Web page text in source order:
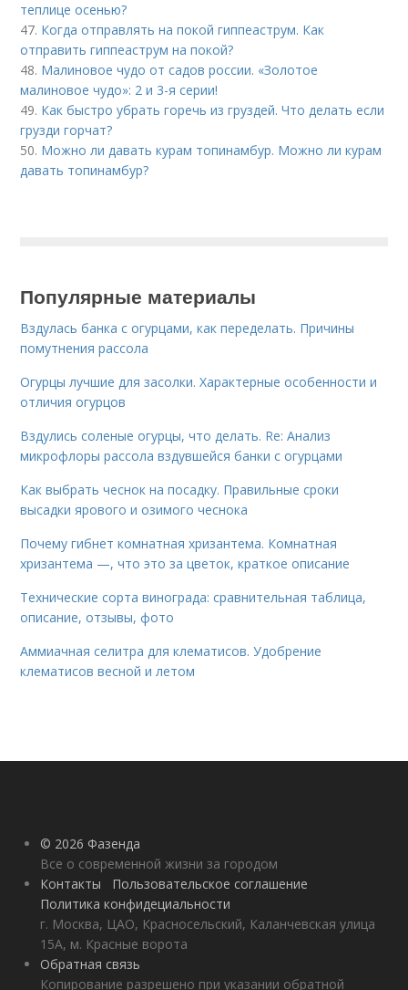
теплице осенью?
47. Когда отправлять на покой гиппеаструм. Как
отправить гиппеаструм на покой?
48. Малиновое чудо от садов россии. «Золотое
малиновое чудо»: 2 и 3-я серии!
49. Как быстро убрать горечь из груздей. Что делать если
грузди горчат?
50. Можно ли давать курам топинамбур. Можно ли курам
давать топинамбур?
Популярные материалы
Вздулась банка с огурцами, как переделать. Причины
помутнения рассола
Огурцы лучшие для засолки. Характерные особенности и
отличия огурцов
Вздулись соленые огурцы, что делать. Re: Анализ
микрофлоры рассола вздувшейся банки с огурцами
Как выбрать чеснок на посадку. Правильные сроки
высадки ярового и озимого чеснока
Почему гибнет комнатная хризантема. Комнатная
хризантема —, что это за цветок, краткое описание
Технические сорта винограда: сравнительная таблица,
описание, отзывы, фото
Аммиачная селитра для клематисов. Удобрение
клематисов весной и летом
© 2026 Фазенда
Все о современной жизни за городом
Контакты
Пользовательское соглашение
Политика конфидециальности
г. Москва, ЦАО, Красносельский, Каланчевская улица
15А, м. Красные ворота
Обратная связь
Копирование разрешено при указании обратной